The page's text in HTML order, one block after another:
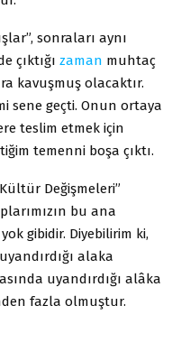
sonraları aynı
çıktığı zaman muhtaç
kavuşmuş olacaktır.
sene geçti. Onun ortaya
teslim etmek için
temenni boşa çıktı.
Değişmeleri”
bu ana
yok gibidir. Diyebilirim ki,
alaka
uyandırdığı alâka
fazla olmuştur.